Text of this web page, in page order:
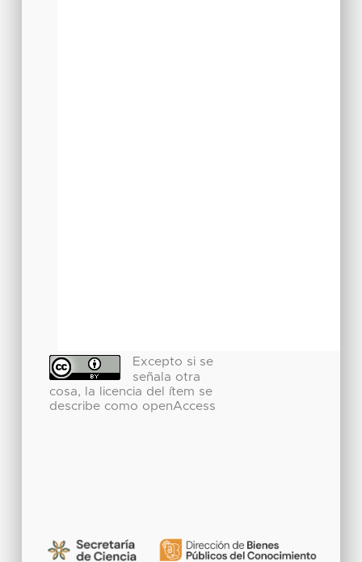
Excepto si se
señala otra
cosa, la licencia del ítem se
describe como openAccess